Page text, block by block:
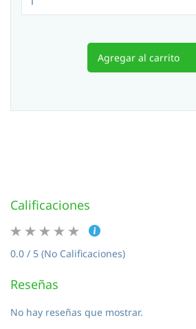
Agregar al carrito
Calificaciones
0.0 / 5 (No Calificaciones)
Reseñas
No hay reseñas que mostrar.